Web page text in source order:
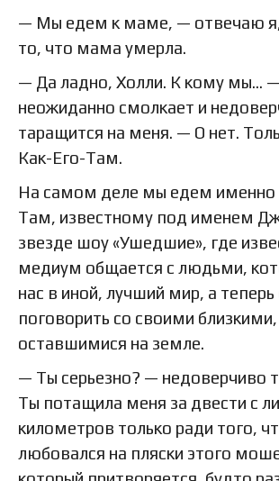
— Мы едем к маме, — отвечаю я,
то, что мама умерла.
— Да ладно, Холли. К кому мы…
неожиданно смолкает и
таращится на меня. — О нет.
Как-Его-Там.
На самом деле мы едем именно
Там, известному под именем
звезде шоу «Ушедшие», где
медиум общается с людьми,
нас в иной, лучший мир, а теперь
поговорить со своими близкими,
оставшимися на земле.
— Ты серьезно? — недоверчиво
Ты потащила меня за двести с
километров только ради того,
любовался на пляски этого